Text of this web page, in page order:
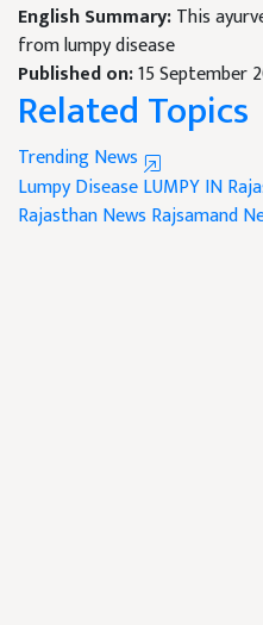
English Summary:This
from lumpy disease
Published on:15 September
Related Topics
Trending News
Lumpy DiseaseLUMPY IN
Rajasthan News Rajsamand